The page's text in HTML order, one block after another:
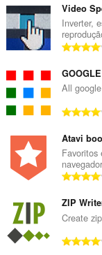
Video
Inverter,
All
Atavi
Favoritos
ZIP
Create